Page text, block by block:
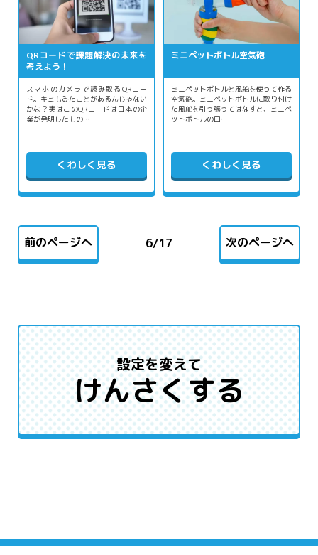
QRコードで課題解決の未来を
考えよう！
スマホのカメラで読み取るQRコー
ド。キミもみたことがあるんじゃない
かな？実はこのQRコードは日本の企
業が発明したもの…
くわしく見る
ミニペットボトル空気砲
ミニペットボトルと風船を使って作る
空気砲。ミニペットボトルに取り付け
た風船を引っ張ってはなすと、ミニペ
ットボトルの口…
くわしく見る
前のページへ 次のページへ
6/17
設定を変えて
けんさくする